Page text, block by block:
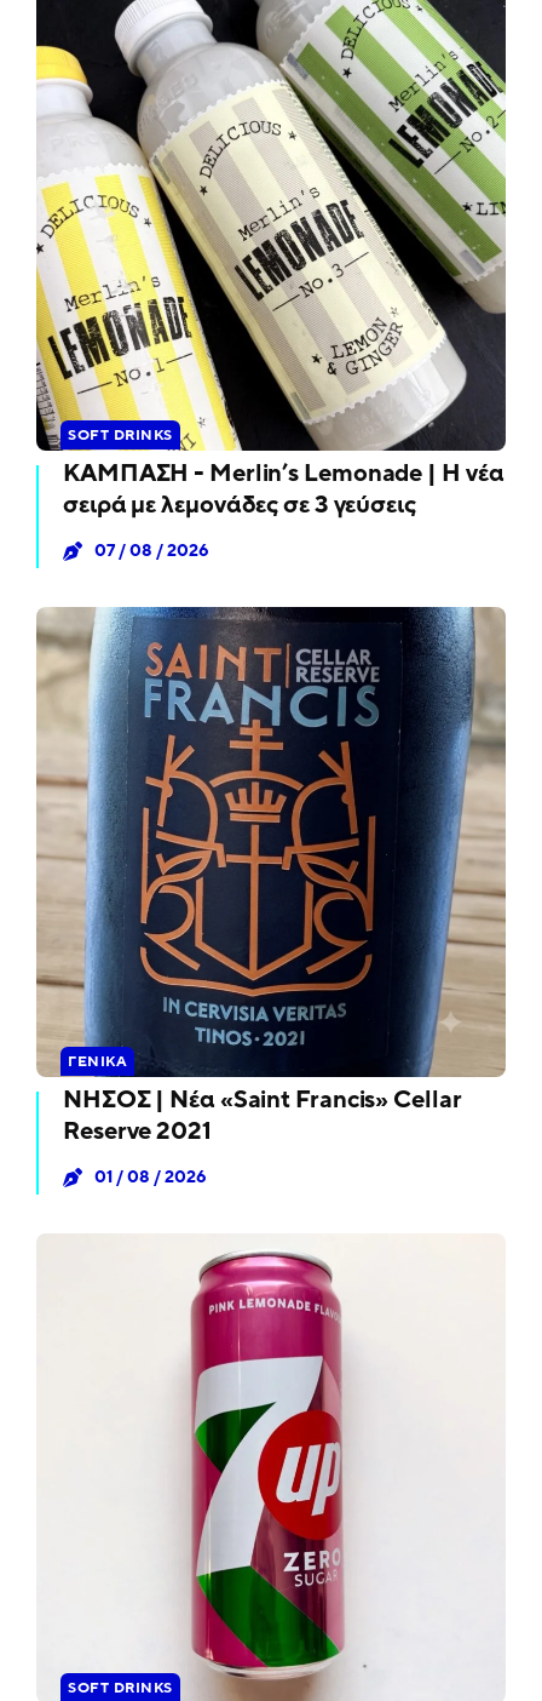
SOFT DRINKS
ΚΑΜΠΑΣΗ - Merlin’s Lemonade | Η νέα
σειρά με λεμονάδες σε 3 γεύσεις
07 / 08 / 2026
ΓΕΝΙΚΆ
ΝΗΣΟΣ | Νέα «Saint Francis» Cellar
Reserve 2021
01 / 08 / 2026
SOFT DRINKS